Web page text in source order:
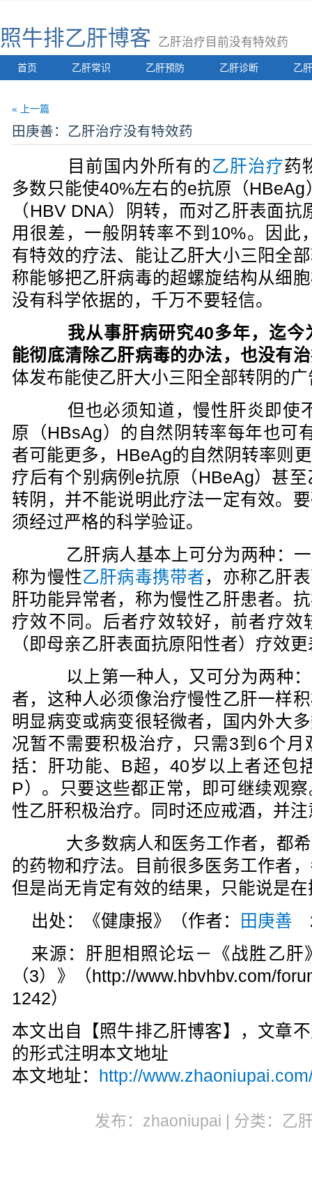
照牛排乙肝博客 乙肝治疗目前没有特效药
首页 乙肝常识 乙肝预防 乙肝诊断 乙
« 上一篇
田庚善：乙肝治疗没有特效药
目前国内外所有的乙肝治疗药
多数只能使40%左右的e抗原（
（HBV DNA）阴转，而对乙肝表面
用很差，一般阴转率不到10%。因此
有特效的疗法、能让乙肝大小三阳全
称能够把乙肝病毒的超螺旋结构从细
没有科学依据的，千万不要轻信。
我从事肝病研究40多年，迄
能彻底清除乙肝病毒的办法，也没有
体发布能使乙肝大小三阳全部转阴的
但也必须知道，慢性肝炎即使
原（HBsAg）的自然阴转率每年也可
者可能更多，HBeAg的自然阴转率则
疗后有个别病例e抗原（HBeAg）甚
转阴，并不能说明此疗法一定有效。
须经过严格的科学验证。
乙肝病人基本上可分为两种：一
称为慢性乙肝病毒携带者，亦称乙肝
肝功能异常者，称为慢性乙肝患者。
疗效不同。后者疗效较好，前者疗效
（即母亲乙肝表面抗原阳性者）疗效
以上第一种人，又可分为两种：
者，这种人必须像治疗慢性乙肝一样
明显病变或病变很轻微者，国内外大
况暂不需要积极治疗，只需3到6个
括：肝功能、B超，40岁以上者还包
P）。只要这些都正常，即可继续观
性乙肝积极治疗。同时还应戒酒，并
大多数病人和医务工作者，都希
的药物和疗法。目前很多医务工作者
但是尚无肯定有效的结果，只能说是
出处：《健康报》（作者：
田庚善
来源：肝胆相照论坛－《战胜乙
（3）》（http://www.hbvhbv.com/
1242）
本文出自【照牛排乙肝博客】，文章
的形式注明本文地址
本文地址：
http://
发布：zhaoniupai | 分类：乙